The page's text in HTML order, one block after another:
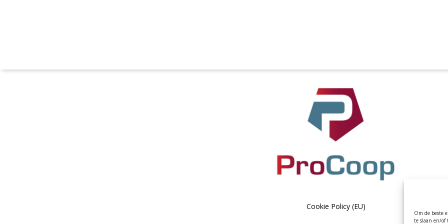
Om de beste
te slaan en/of
Cookie Policy (EU)